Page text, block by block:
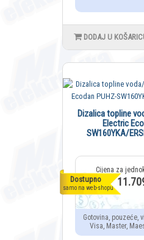
DODAJ U
Dostupno
samo na web-shopu
Dizalica topline
Electric
SW160YKA/
Gotovina, pouzeće,
Visa, Master,